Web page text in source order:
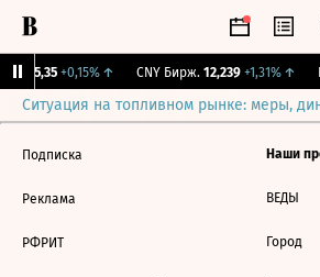
115,35 +0,15%↑ CNY Бирж. 12,239 +1,31%↑
Ситуация на топливном рынке: меры,
Подписка
Реклама
РФРИТ
Наши
ВЕДЫ
Город